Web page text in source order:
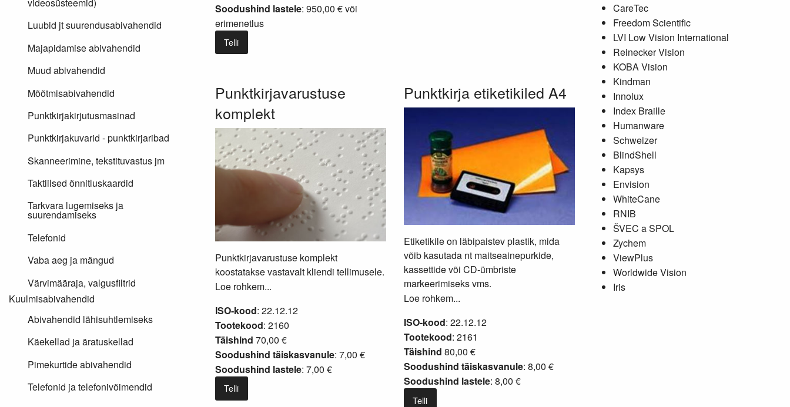
Soodushind lastele: 950,00 € või
erimenetlus
Telli
Punktkirjavarustuse
komplekt
Punktkirjavarustuse komplekt
koostatakse vastavalt kliendi tellimusele.
Loe rohkem...
ISO-kood: 22.12.12
Tootekood: 2160
Täishind 70,00 €
Soodushind täiskasvanule: 7,00 €
Soodushind lastele: 7,00 €
Telli
Punktkirja etiketikiled A4
Etiketikile on läbipaistev plastik, mida
võib kasutada nt maitseainepurkide,
kassettide või CD-ümbriste
markeerimiseks vms.
Loe rohkem...
ISO-kood: 22.12.12
Tootekood: 2161
Täishind 80,00 €
Soodushind täiskasvanule: 8,00 €
Soodushind lastele: 8,00 €
Telli
Luubid jt suurendusabivahendid
Majapidamise abivahendid
Muud abivahendid
Mõõtmisabivahendid
Punktkirjakirjutusmasinad
Punktkirjakuvarid - punktkirjaribad
Skanneerimine, tekstituvastus jm
Taktiilsed õnnitluskaardid
Tarkvara lugemiseks ja
suurendamiseks
Telefonid
Vaba aeg ja mängud
Värvimääraja, valgusfiltrid
Kuulmisabivahendid
Abivahendid lähisuhtlemiseks
Käekellad ja äratuskellad
Pimekurtide abivahendid
Telefonid ja telefonivõimendid
CareTec
Freedom Scientific
LVI Low Vision International
Reinecker Vision
KOBA Vision
Kindman
Innolux
Index Braille
Humanware
Schweizer
BlindShell
Kapsys
Envision
WhiteCane
RNIB
ŠVEC a SPOL
Zychem
ViewPlus
Worldwide Vision
Iris